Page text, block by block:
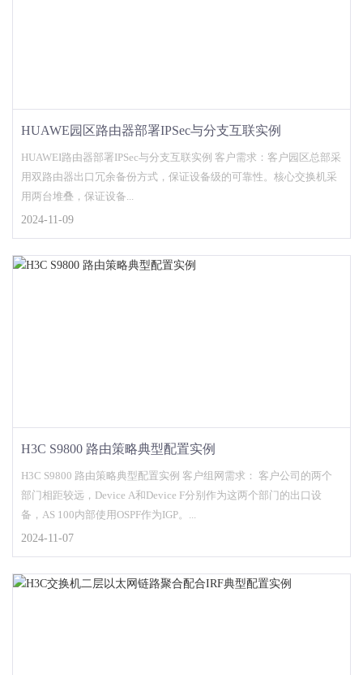
HUAWE园区路由器部署IPSec与分支互联实例
HUAWEI路由器部署IPSec与分支互联实例 客户需求：客户园区总部采
用双路由器出口冗余备份方式，保证设备级的可靠性。核心交换机采
用两台堆叠，保证设备...
2024-11-09
H3C S9800 路由策略典型配置实例
H3C S9800 路由策略典型配置实例 客户组网需求： 客户公司的两个
部门相距较远，Device A和Device F分别作为这两个部门的出口设
备，AS 100内部使用OSPF作为IGP。...
2024-11-07